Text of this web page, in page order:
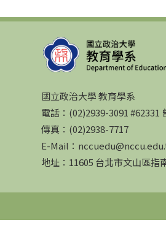
國立政治大學 教育學系
電話：(02)2939-3091
傳真：(02)2938-7717
E-Mail：
地址：11605 台北市文山區指